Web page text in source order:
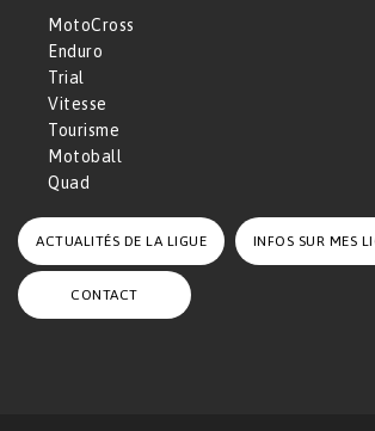
MotoCross
Enduro
Trial
Vitesse
Tourisme
Motoball
Quad
ACTUALITÉS DE LA LIGUE INFOS SUR MES
CONTACT